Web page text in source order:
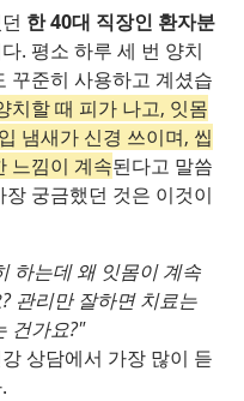
한 40대 직장인 환자분
. 평소 하루 세 번 양치
꾸준히 사용하고 계셨습
치할 때 피가 나고, 잇몸
냄새가 신경 쓰이며, 씹
느낌이 계속된다고 말씀
궁금했던 것은 이것이
하는데 왜 잇몸이 계속
관리만 잘하면 치료는
건가요?"
상담에서 가장 많이 듣